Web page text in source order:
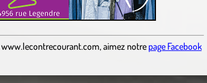
www.lecontrecourant.com,aimez notre page Facebook